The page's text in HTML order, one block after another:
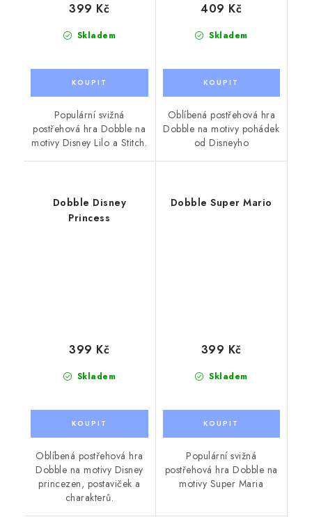
Skladem
399 Kč
Populární svižná
postřehová hra Dobble na
motivy Disney Lilo a Stitch.
Skladem
409 Kč
Oblíbená postřehová hra
Dobble na motivy pohádek
od Disneyho
Dobble Disney
Princess
Skladem
399 Kč
Oblíbená postřehová hra
Dobble na motivy Disney
princezen, postaviček a
charakterů.
Dobble Super Mario
Skladem
399 Kč
Populární svižná
postřehová hra Dobble na
motivy Super Maria